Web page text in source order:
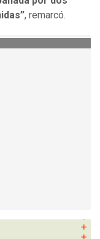
, remarcó.